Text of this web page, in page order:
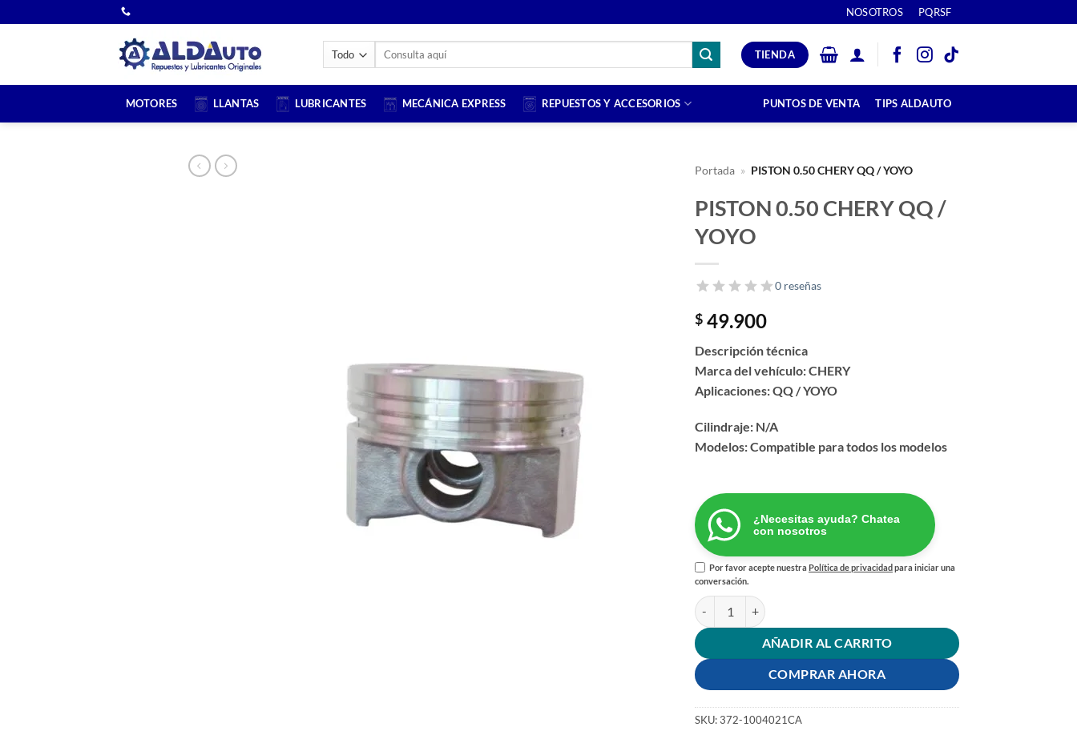
al
NOSOTROS PQRSF
Buscar
TIENDA
MOTORES LLANTAS LUBRICANTES MECÁNICA EXPRESS REPUESTOS Y ACCESORIOS PUNTOS DE VENTA TIPS ALDAUTO
Portada » PISTON 0.50 CHERY QQ / YOYO
PISTON 0.50 CHERY QQ /
YOYO
0 reseñas
$ 49.900
Descripción técnica
Marca del vehículo: CHERY
Aplicaciones: QQ / YOYO
Cilindraje: N/A
Modelos: Compatible para todos los modelos
¿Necesitas ayuda? Chatea
con nosotros
Por favor acepte nuestraPolítica de privacidad para iniciar una
conversación.
PISTON 0.50 CHERY QQ / YOYO cantidad
AÑADIR AL CARRITO
COMPRAR AHORA
SKU:372-1004021CA